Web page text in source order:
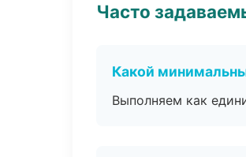
Часто
Какой
Выполняем как